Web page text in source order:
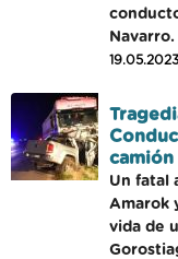
Navarro.
camión
Un fatal
Amarok
vida de